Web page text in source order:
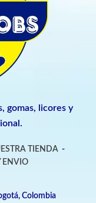
gomas, licores y
TIENDA -
ENVIO
Colombia